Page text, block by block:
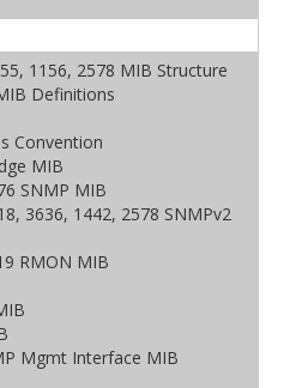
1156, 2578 MIB Structure
Definitions
Convention
MIB
SNMP MIB
3636, 1442, 2578 SNMPv2
RMON MIB
Mgmt Interface MIB